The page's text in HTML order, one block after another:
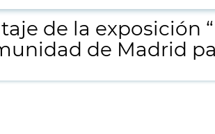
de la exposición
de Madrid